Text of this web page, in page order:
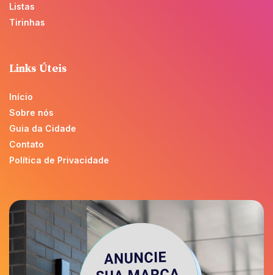
Listas
Tirinhas
Links Úteis
Início
Sobre nós
Guia da Cidade
Contato
Política de Privacidade